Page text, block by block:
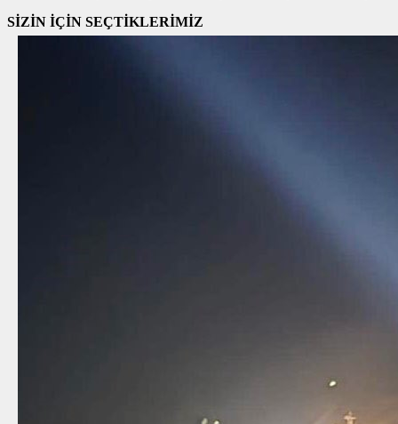
SİZİN İÇİN SEÇTİKLERİMİZ